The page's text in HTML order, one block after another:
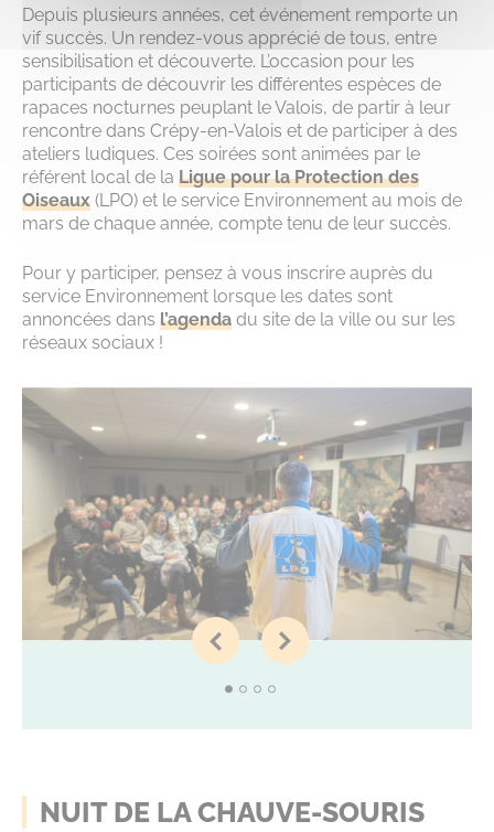
Depuis plusieurs années, cet événement remporte un
vif succès. Un rendez-vous apprécié de tous, entre
sensibilisation et découverte. L’occasion pour les
participants de découvrir les différentes espèces de
rapaces nocturnes peuplant le Valois, de partir à leur
rencontre dans Crépy-en-Valois et de participer à des
ateliers ludiques. Ces soirées sont animées par le
référent local de la Ligue pour la Protection des
Oiseaux (LPO) et le service Environnement au mois de
mars de chaque année, compte tenu de leur succès.
Pour y participer, pensez à vous inscrire auprès du
service Environnement lorsque les dates sont
annoncées dans l’agenda du site de la ville ou sur les
réseaux sociaux !
NUIT DE LA CHAUVE-SOURIS